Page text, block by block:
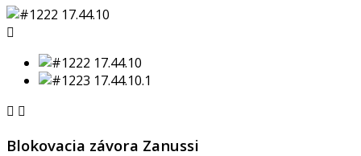

 
Blokovacia závora Zanussi